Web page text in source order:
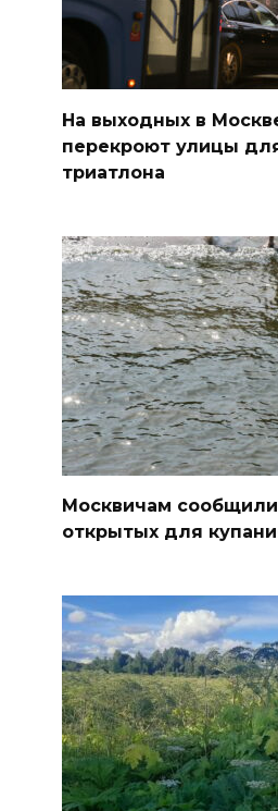
На выходных в
перекроют улицы
триатлона
Москвичам
открытых для